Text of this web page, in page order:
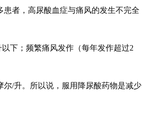
者，高尿酸血症与痛风的发生不完全
下；频繁痛风发作（每年发作超过2
/升。所以说，服用降尿酸药物是减少